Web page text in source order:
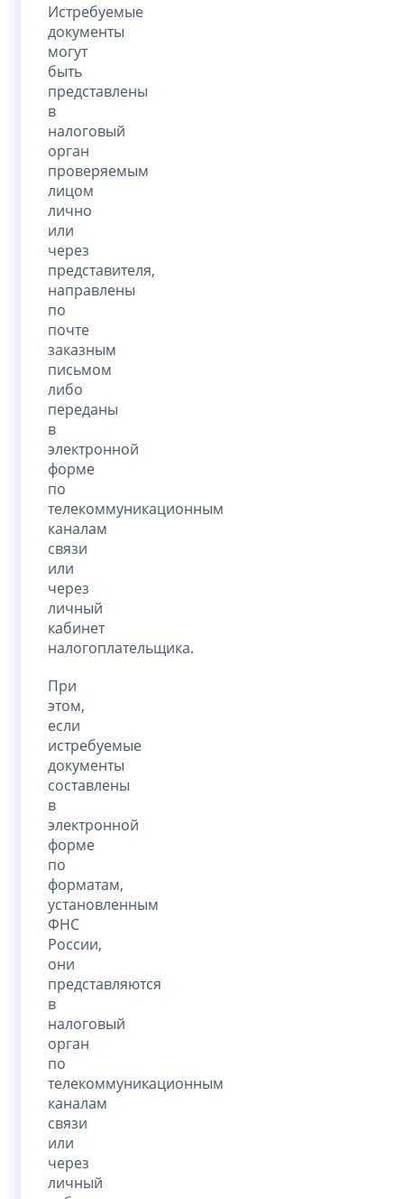
Истребуемые
документы
могут
быть
представлены
в
налоговый
орган
проверяемым
лицом
лично
или
через
представителя,
направлены
по
почте
заказным
письмом
либо
переданы
в
электронной
форме
по
телекоммуникационным
каналам
связи
или
через
личный
кабинет
налогоплательщика.
При
этом,
если
истребуемые
документы
составлены
в
электронной
форме
по
форматам,
установленным
ФНС
России,
они
представляются
в
налоговый
орган
по
телекоммуникационным
каналам
связи
или
через
личный